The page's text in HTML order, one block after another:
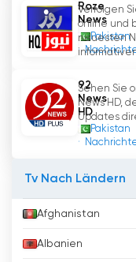
Roze
News
Pakistan
Verfolgen
online und
neuesten
92
News
HD
Pakistan
Sehen Sie
News HD,
Updates
Tv Nach Ländern
Afghanistan
Albanien